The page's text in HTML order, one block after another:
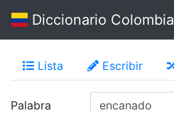
Diccionario Colombia
Lista Escribir
Palabra